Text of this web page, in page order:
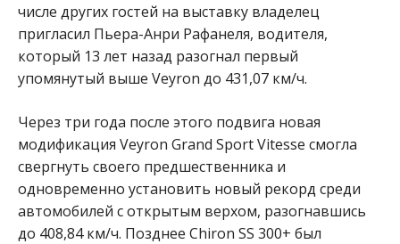
числе других гостей на выставку владелец
пригласил Пьера-Анри Рафанеля, водителя,
который 13 лет назад разогнал первый
упомянутый выше Veyron до 431,07 км/ч.
Через три года после этого подвига новая
модификация Veyron Grand Sport Vitesse смогла
свергнуть своего предшественника и
одновременно установить новый рекорд среди
автомобилей с открытым верхом, разогнавшись
до 408,84 км/ч. Позднее Chiron SS 300+ был